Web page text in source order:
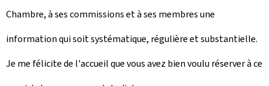
Chambre, à ses commissions et à ses membres une
information qui soit systématique, régulière et substantielle.
Je me félicite de l'accueil que vous avez bien voulu réserver à ce